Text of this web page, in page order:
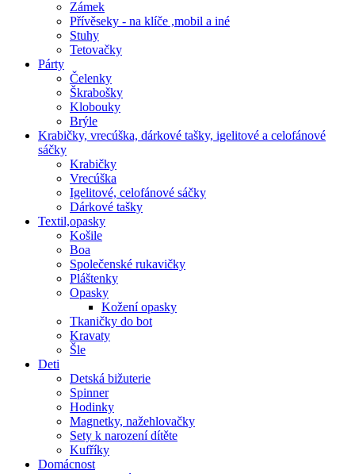
Zámek
Přívěseky - na klíče ,mobil a iné
Stuhy
Tetovačky
Párty
Čelenky
Škrabošky
Klobouky
Brýle
Krabičky, vrecúška, dárkové tašky, igelitové a celofánové
sáčky
Krabičky
Vrecúška
Igelitové, celofánové sáčky
Dárkové tašky
Textil,opasky
Košile
Boa
Společenské rukavičky
Pláštenky
Opasky
Kožení opasky
Tkaničky do bot
Kravaty
Šle
Deti
Detská bižuterie
Spinner
Hodinky
Magnetky, nažehlovačky
Sety k narození dítěte
Kufříky
Domácnost